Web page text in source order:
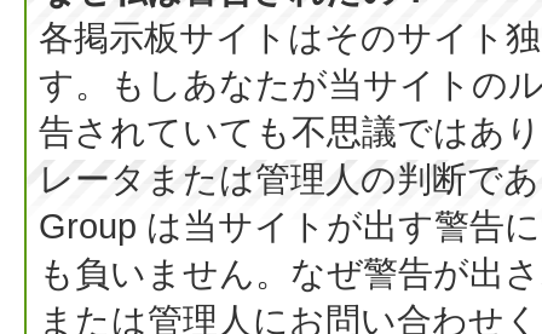
各掲示板サイトはそのサイト
す。もしあなたが当サイトの
告されていても不思議ではあ
レータまたは管理人の判断で
Group は当サイトが出す警告
も負いません。なぜ警告が出
または管理人にお問い合わせ